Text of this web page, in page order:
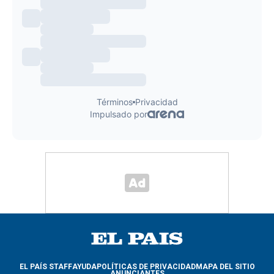
EL PAÍS STAFFAYUDAPOLÍTICAS DE PRIVACIDADMAPA DEL SITIO